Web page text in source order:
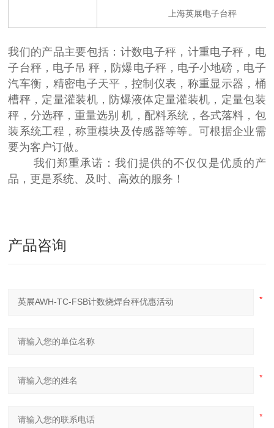
上海英展电子台秤
我们的产品主要包括：计数电子秤，计重电子秤，电
子台秤，电子吊 秤，防爆电子秤，电子小地磅，电子
汽车衡，精密电子天平，控制仪表，称重显示器，桶
槽秤，定量灌装机，防爆液体定量灌装机，定量包装
秤，分选秤，重量选别 机，配料系统，各式落料，包
装系统工程，称重模块及传感器等等。可根据企业需
要为客户订做。
我们郑重承诺：我们提供的不仅仅是优质的产
品，更是系统、及时、高效的服务！
产品咨询